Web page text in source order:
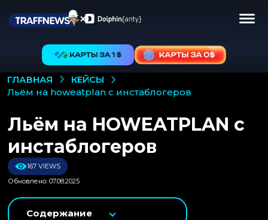
ГЛАВНАЯ
КЕЙСЫ
льём на howeatplan с инстаблогеров
Льём на HOWEATPLAN с
инстаблогеров
167 VIEWS
Обновлено: 07.08.2025
Содержание